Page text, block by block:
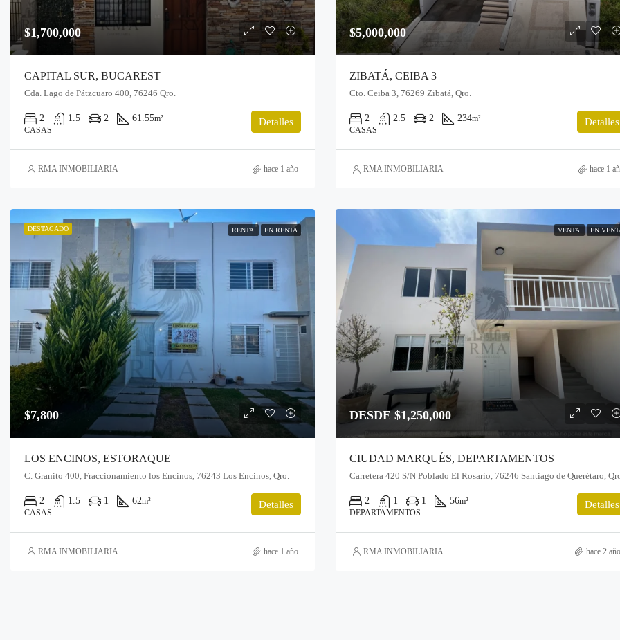
$1,700,000
CAPITAL SUR, BUCAREST
Cda. Lago de Pátzcuaro 400, 76246 Qro.
2 1.5 2 61.55m²
CASAS
Detalles
RMA INMOBILIARIA hace 1 año
$5,000,000
ZIBATÁ, CEIBA 3
Cto. Ceiba 3, 76269 Zibatá, Qro.
2 2.5 2 234m²
CASAS
Detalles
RMA INMOBILIARIA hace 1
DESTACADO RENTA EN RENTA
$7,800
LOS ENCINOS, ESTORAQUE
C. Granito 400, Fraccionamiento los Encinos, 76243 Los Encinos, Qro.
2 1.5 1 62m²
CASAS
Detalles
RMA INMOBILIARIA hace 1 año
VENTA EN
DESDE $1,250,000
CIUDAD MARQUÉS, DEPARTAMENTOS
Carretera 420 S/N Poblado El Rosario, 76246 Santiago de Querétaro,
2 1 1 56m²
DEPARTAMENTOS
Detalles
RMA INMOBILIARIA hace 2